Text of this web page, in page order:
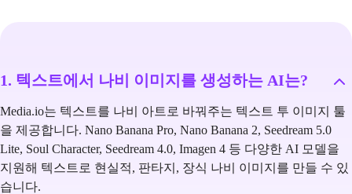
1. 텍스트에서 나비 이미지를 생성하는 AI는?
Media.io는 텍스트를 나비 아트로 바꿔주는 텍스트 투 이미지 툴
을 제공합니다. Nano Banana Pro, Nano Banana 2, Seedream 5.0
Lite, Soul Character, Seedream 4.0, Imagen 4 등 다양한 AI 모델을
지원해 텍스트로 현실적, 판타지, 장식 나비 이미지를 만들 수 있
습니다.